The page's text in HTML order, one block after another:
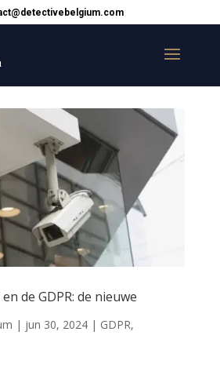
de GDPR: de nieuwe
| jun 30, 2024| GDPR,